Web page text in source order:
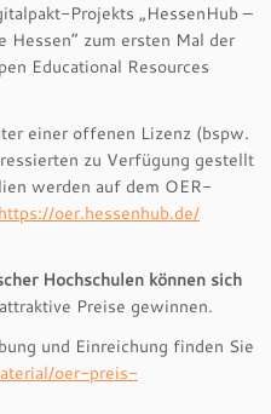
Projekts „HessenHub –
zum ersten Mal der
Educational Resources
einer offenen Lizenz (bspw.
zu Verfügung gestellt
werden auf dem OER-
https://oer.hessenhub.de/
Hochschulen können sich
Preise gewinnen.
und Einreichung finden Sie
oer-preis-